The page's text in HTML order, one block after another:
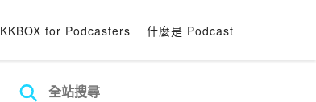
KKBOX for Podcasters 什麼是 Podcast